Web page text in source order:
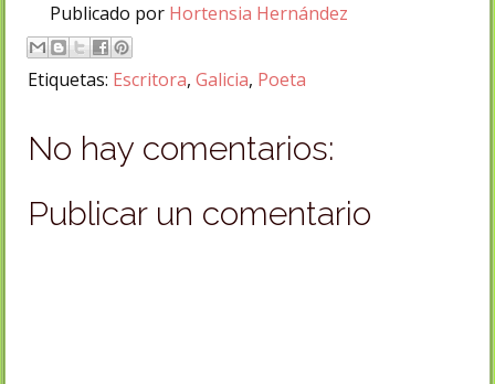
Publicado por Hortensia Hernández
Etiquetas: Escritora, Galicia, Poeta
No hay comentarios:
Publicar un comentario